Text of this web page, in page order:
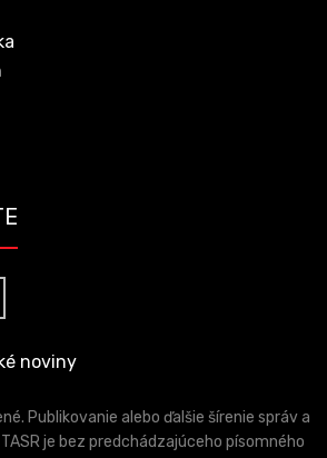
noviny
Publikovanie alebo ďalšie šírenie správ a
je bez predchádzajúceho písomného